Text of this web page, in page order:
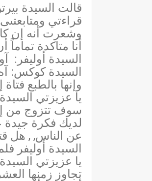
قالت السيدة
قراءتي
وشعرت أنه إن
أنا متاكدة
السيدة أوليفر:
السيدة كوكس: آه
وإنها بالطبع
يا عزيزتي
سوف تتزوج من
لديك فكرة جيدة
عن الناس, , هل
السيدة أوليفر
يا عزيزتي
تجاوز زمنها